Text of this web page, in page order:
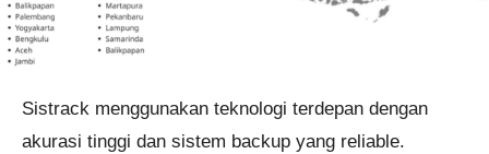
Sistrack menggunakan teknologi terdepan dengan
akurasi tinggi dan sistem backup yang reliable.